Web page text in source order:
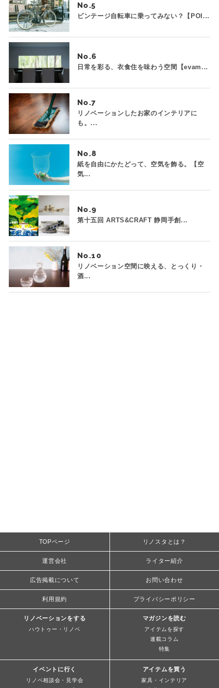
No.
ビンテージ自転車に乗ってみない？【POI...
No.
日常を彩る、衣食住を味わう空間【evam...
No.
リノベーションしたお家のインテリアに
も。...
No.
紙を自由にかたどって、空気を飾る。【空
気...
No.
第十五回 ARTS&CRAFT 静岡手創...
No.
リノベーション空間に映える、とっくり・
酒...
TOPページ リノスタとは？
運営会社 ライター紹介
広告掲載について お問い合わせ
利用規約 プライバシーポリシー
リノベーションをする
ハウトゥー・リノベ
マガジンを読む
アイテムを探す
連載コラム
特集
イベントに行く
リノベ相談会・見学会
アイテムを買う
家具・インテリア